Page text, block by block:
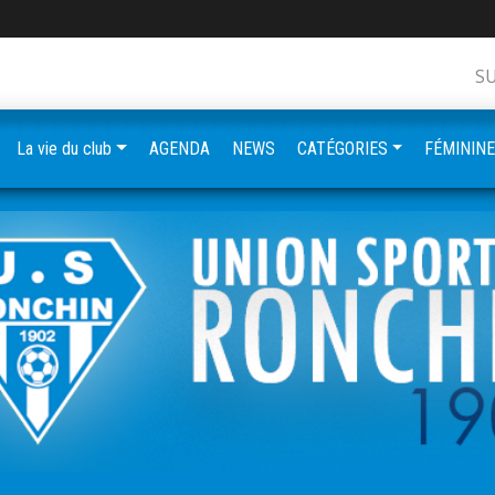
La vie du club AGENDA NEWS CATÉGORIES